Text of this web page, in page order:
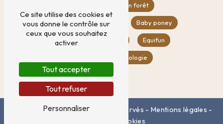
Balade à cheval en forêt
Compétition équestre Baby poney
CSO Equifun
Éthologie
Vistalid- 2026 - Tous droits réservés - Mentions légales -
Gestion des cookies
Ce site utilise des cookies et
vous donne le contrôle sur
ceux que vous souhaitez
activer
Tout accepter
Tout refuser
Personnaliser